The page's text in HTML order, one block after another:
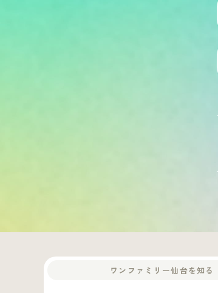
ワンファミリー仙台を知る